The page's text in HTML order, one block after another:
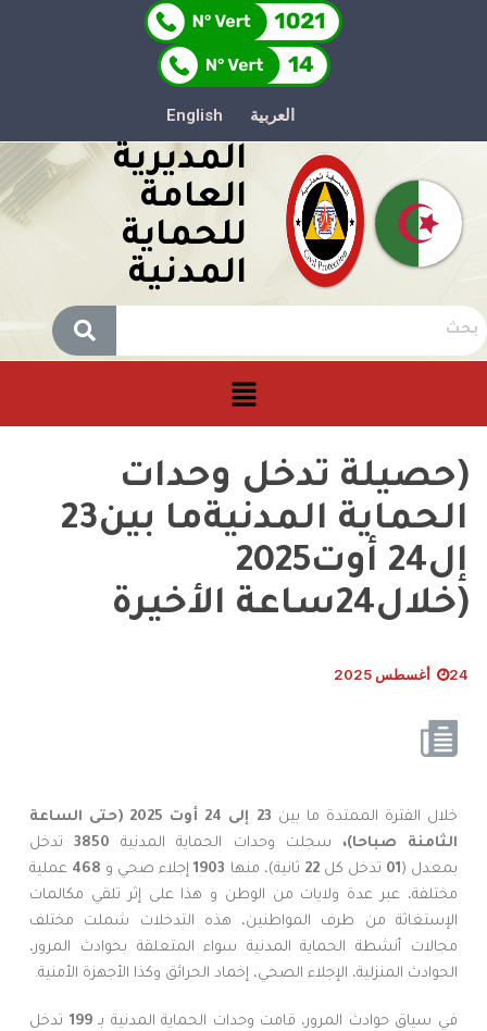
العربية English
المديرية
العامة
للحماية
المدنية
(حصيلة تدخل وحدات
الحماية المدنيةما بين23
إل24 أوت2025
(خلال24ساعة الأخيرة
24 أغسطس 2025
خلال الفترة الممتدة ما بين 23
إلى 24 أوت 2025 (حتى الساعة
الثامنة
صباحا)، سجلت وحدات الحماية المدنية 3850تدخل
بمعدل (01 تدخل كل22 ثانية)، منها 1903إجلاء صحي و 468 عملية
مختلفة، عبر عدة ولايات من الوطن و هذا على إثر تلقي مكالمات
الإستغاثة من طرف المواطنين، هذه التدخلات شملت مختلف
مجالات أنشطة الحماية المدنية سواء المتعلقة بحوادث المرور،
الحوادث المنزلية، الإجلاء الصحي، إخماد الحرائق وكذا الأجهزة الأمنية.
في سياق حوادث المرور، قامت وحدات الحماية المدنية بـ199 تدخل